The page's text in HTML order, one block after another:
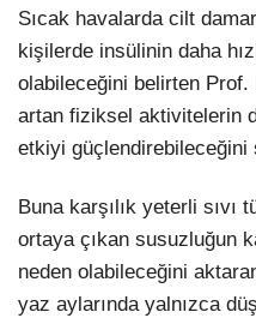
Sıcak havalarda cilt
kişilerde insülinin daha
olabileceğini belirten Prof.
artan fiziksel aktivitelerin
etkiyi güçlendirebileceğini
Buna karşılık yeterli sıvı
ortaya çıkan susuzluğun
neden olabileceğini
yaz aylarında yalnızca